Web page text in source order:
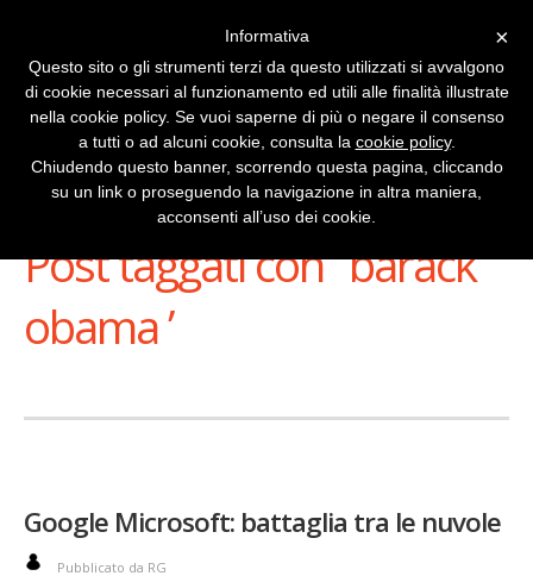
Stai Visualizzando
Post taggati con ‘ barack
obama ’
Google Microsoft: battaglia tra le nuvole
Pubblicato da RG
×
Informativa
Questo sito o gli strumenti terzi da questo utilizzati si avvalgono
di cookie necessari al funzionamento ed utili alle finalità illustrate
nella cookie policy. Se vuoi saperne di più o negare il consenso
a tutti o ad alcuni cookie, consulta la cookie policy.
Chiudendo questo banner, scorrendo questa pagina, cliccando
su un link o proseguendo la navigazione in altra maniera,
acconsenti all’uso dei cookie.